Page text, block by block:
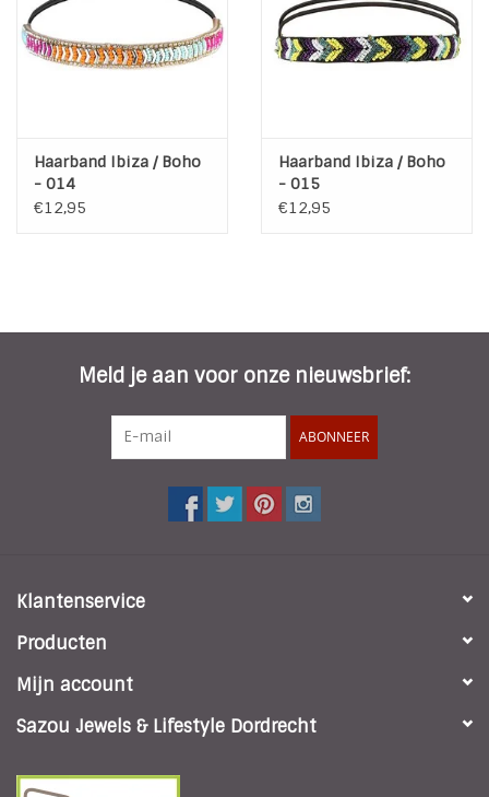
Haarband Ibiza / Boho
- 014
€12,95
Haarband Ibiza / Boho
- 015
€12,95
Meld je aan voor onze nieuwsbrief:
ABONNEER
Klantenservice
Producten
Mijn account
Sazou Jewels & Lifestyle Dordrecht